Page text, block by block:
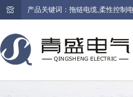
产品关键词：拖链电缆,柔性控